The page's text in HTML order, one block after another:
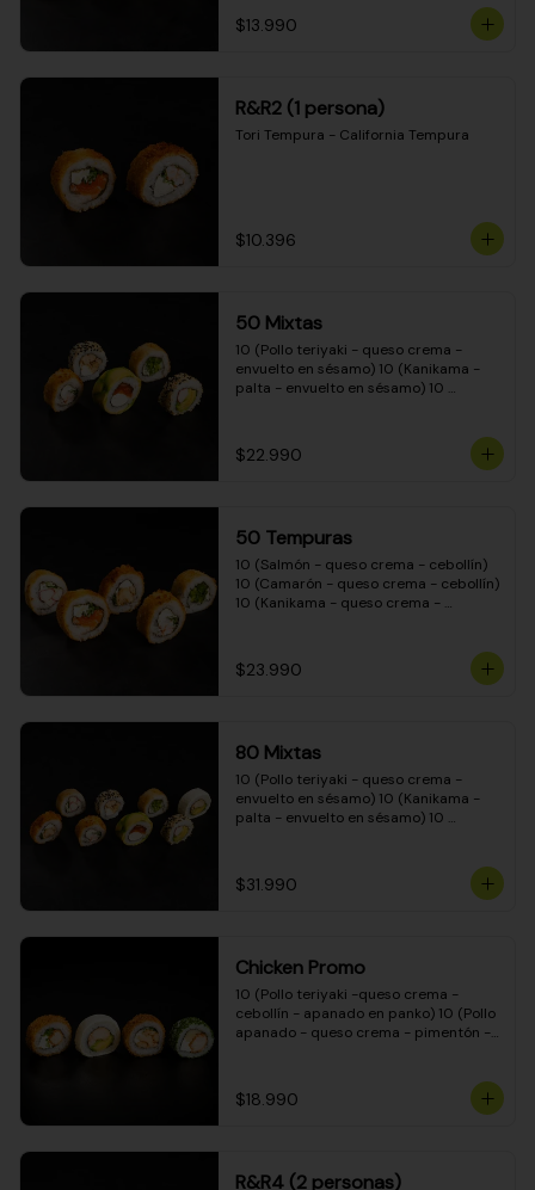
$13.990
R&R2 (1 persona)
Tori Tempura - California Tempura
$10.396
50 Mixtas
10 (Pollo teriyaki - queso crema -
envuelto en sésamo) 10 (Kanikama -
palta - envuelto en sésamo) 10
cebollín - envuelto en masa tempura)
10 (Pimentón - queso crema - cebollín
$22.990
50 Tempuras
10 (Salmón - queso crema - cebollín)
10 (Camarón - queso crema - cebollín)
10 (Kanikama - queso crema -
crema - cebollín)
$23.990
80 Mixtas
10 (Pollo teriyaki - queso crema -
envuelto en sésamo) 10 (Kanikama -
palta - envuelto en sésamo) 10
envuelto en queso crema) 10
(Camarón - queso crema - cebollín -
teriyaki - queso crema - cebollín -
envuelto en masa tempura) 10
(Pimentón - queso crema - cebollín -
envuelto en masa tempura)
$31.990
Chicken Promo
10 (Pollo teriyaki -queso crema -
cebollín - apanado en panko) 10 (Pollo
apanado - queso crema - pimentón -
ciboulette) 10 (Pollo teriyaki - palta -
envuelto en queso crema)
$18.990
R&R4 (2 personas)